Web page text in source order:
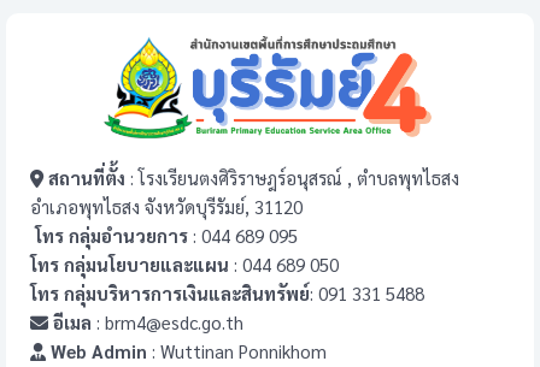
สถานที่ตั้ง : โรงเรียนตงศิริราษฎร์อนุสรณ์ , ตำบลพุทไธสง
อำเภอพุทไธสง จังหวัดบุรีรัมย์, 31120
โทร กลุ่มอำนวยการ : 044 689 095
โทร กลุ่มนโยบายและแผน : 044 689 050
โทร กลุ่มบริหารการเงินและสินทรัพย์: 091 331 5488
อีเมล : brm4@esdc.go.th
Web Admin : Wuttinan Ponnikhom